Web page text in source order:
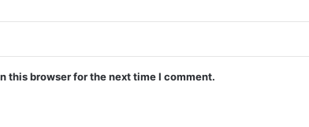
this browser for the next time I comment.